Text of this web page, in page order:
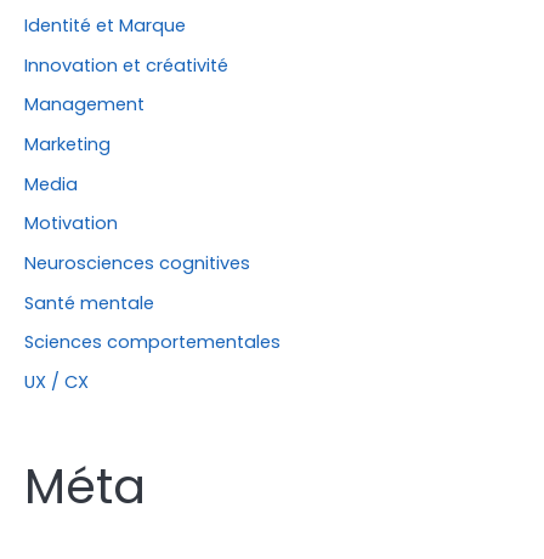
Identité et Marque
Innovation et créativité
Management
Marketing
Media
Motivation
Neurosciences cognitives
Santé mentale
Sciences comportementales
UX / CX
Méta